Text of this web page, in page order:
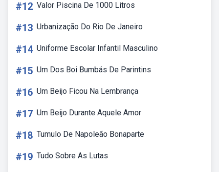
#12 Valor Piscina De 1000 Litros
#13 Urbanização Do Rio De Janeiro
#14 Uniforme Escolar Infantil Masculino
#15 Um Dos Boi Bumbás De Parintins
#16 Um Beijo Ficou Na Lembrança
#17 Um Beijo Durante Aquele Amor
#18 Tumulo De Napoleão Bonaparte
#19 Tudo Sobre As Lutas